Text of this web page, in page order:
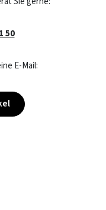
50
E-Mail: